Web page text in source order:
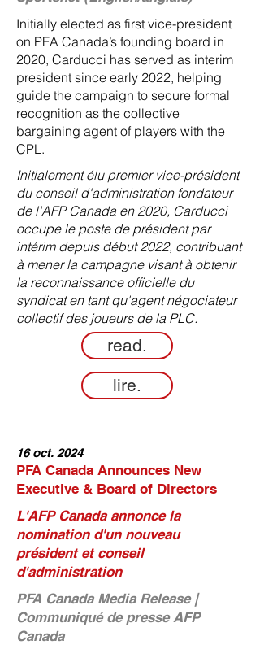
Initially elected as first vice-president
on PFA Canada’s founding board in
2020, Carducci has served as interim
president since early 2022, helping
guide the campaign to secure formal
recognition as the collective
bargaining agent of players with the
CPL.
Initialement élu premier vice-président
du conseil d'administration fondateur
de l'AFP Canada en 2020, Carducci
occupe le poste de président par
intérim depuis début 2022, contribuant
à mener la campagne visant à obtenir
la reconnaissance officielle du
syndicat en tant qu'agent négociateur
collectif des joueurs de la PLC.
read.
lire.
16 oct. 2024
PFA Canada Announces New
Executive & Board of Directors
L'AFP Canada annonce la
nomination d'un nouveau
président et conseil
d'administration
PFA Canada Media Release |
Communiqué de presse AFP
Canada